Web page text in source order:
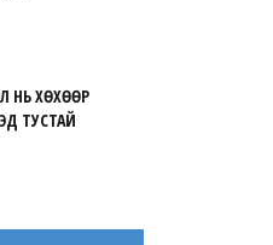
НЬ ХӨХӨӨР
ТУСТАЙ